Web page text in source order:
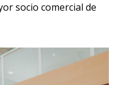
socio comercial de